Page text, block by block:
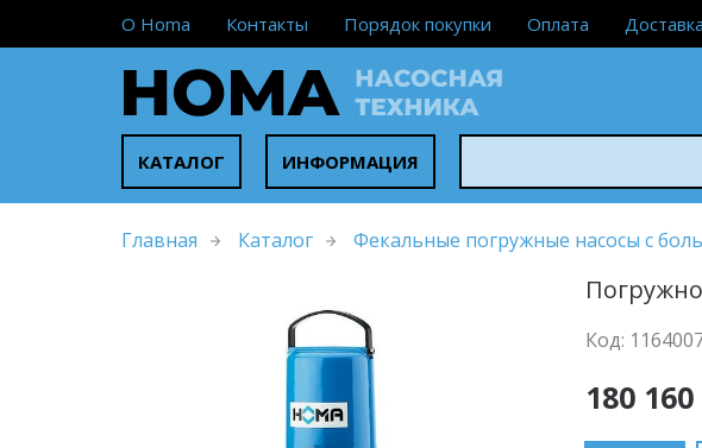
О Homa Контакты Порядок покупки Оплата Доставка
КАТАЛОГ ИНФОРМАЦИЯ
Главная Каталог Фекальные погружные насосы с
Код:
180